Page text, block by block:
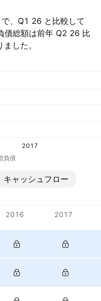
、Q1 26 と比較して
債総額は前年 Q2 26 比
した。
2017
負債
キャッシュフロー
2016 2017